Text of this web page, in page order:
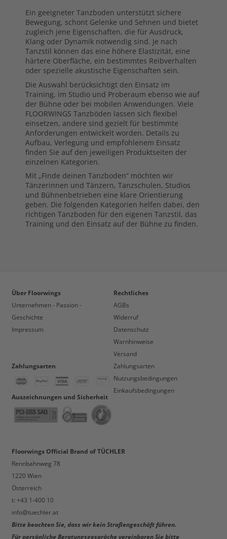
Ein geeigneter Tanzboden unterstützt sichere
Bewegung, schont Gelenke und Sehnen und bietet
zugleich jene Eigenschaften, die für Ausdruck,
Klang oder Dynamik notwendig sind. Je nach
Tanzstil können das eine höhere Elastizität, eine
härtere Oberfläche, ein bestimmtes Reibverhalten
oder spezielle akustische Eigenschaften sein.
Die Auswahl berücksichtigt den Einsatz im
Training, im Studio und Proberaum ebenso wie auf
der Bühne oder bei mobilen Anwendungen. Viele
FLOORWINGS Tanzböden lassen sich flexibel
einsetzen, andere sind gezielt für bestimmte
Anforderungen entwickelt worden. Details zu
Aufbau, Verlegung und empfohlenem Einsatz
finden Sie auf den jeweiligen Produktseiten der
einzelnen Kategorien.
Mit „Finde deinen Tanzboden“ möchten wir
Tänzerinnen und Tänzern, Tanzschulen, Studios
und Bühnenbetrieben eine klare Orientierung
geben. Die folgenden Kategorien helfen dabei, den
richtigen Tanzboden für den eigenen Tanzstil, das
Training und den Einsatz auf der Bühne zu finden.
Über Floorwings
Unternehmen - Passion -
Geschichte
Impressum
Zahlungsarten
Auszeichnungen und Sicherheit
Rechtliches
AGBs
Widerruf
Datenschutz
Warnhinweise
Versand
Zahlungsarten
Nutzungsbedingungen
Einkaufsbedingungen
Floorwings Official Brand of TÜCHLER
Rennbahnweg 78
1220 Wien
Österreich
t: +43 1-400 10
info@tuechler.at
Bitte beachten Sie, dass wir kein Straßengeschäft führen.
Für persönliche Beratungsgespräche vereinbaren Sie bitte